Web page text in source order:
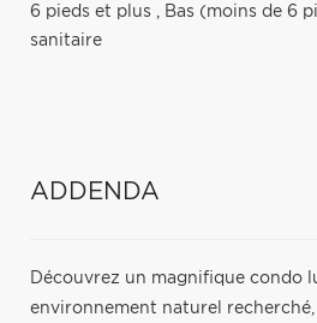
6 pieds et plus , Bas (moins de 6
sanitaire
ADDENDA
Découvrez un magnifique condo
environnement naturel